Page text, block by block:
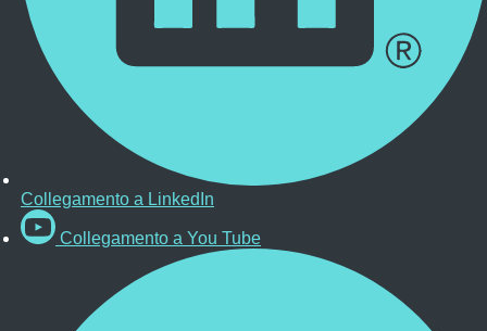
Collegamento a LinkedIn
Collegamento a You Tube